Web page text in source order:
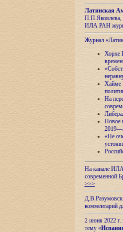
Латинская
П.П.Яковлева,
ИЛА РАН
Журнал
Хорхе
Хайме
На
Новое
«Не
На канале ИЛА
современной
>>>
комментарий
2 июня 2022 г.
тему «